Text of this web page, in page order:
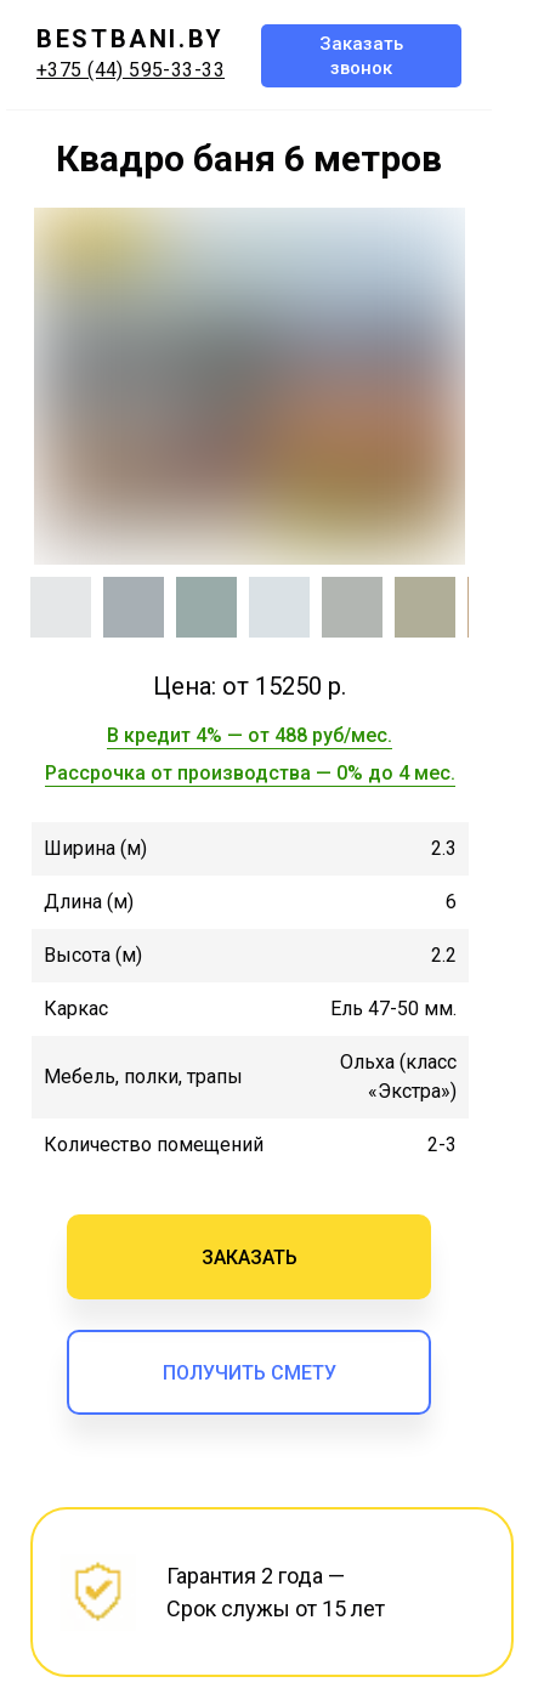
+375 (44) 595-33-33
Заказать
звонок
BESTBANI.BY
Квадро баня 6 метров
Рассрочка от производства — 0% до 4 мес.
В кредит 4% — от 488 руб/мес.
Ширина (м) 2.3
Длина (м) 6
Высота (м) 2.2
Каркас Ель 47-50 мм.
Мебель, полки, трапы
Ольха (класс
«Экстра»)
Количество помещений 2-3
Цена: от 15250 р.
ПОЛУЧИТЬ СМЕТУ
ЗАКАЗАТЬ
Гарантия 2 года —
Срок служы от 15 лет